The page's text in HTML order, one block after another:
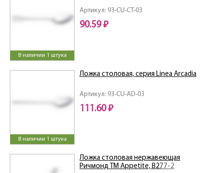
В наличии 1 штука
Артикул: 93-CU-CT-03
90.59 ₽
В наличии 1 штука
Артикул: 93-CU-AD-03
Ложка столовая, серия Linea Arcadia
111.60 ₽
Ложка столовая нержавеющая
Ричмонд ТМ Appetite, B277-2